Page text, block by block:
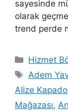
sayesinde
olarak
trend perde
Hizmet
Adem
Alize
Mağazası,